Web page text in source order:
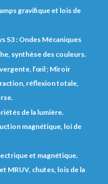
gravifique et lois de
S3 : Ondes Mécaniques
synthèse des couleurs.
l’œil ; Miroir
réflexion totale,
de la lumière.
magnétique, loi de
et magnétique.
MRUV, chutes, lois de la